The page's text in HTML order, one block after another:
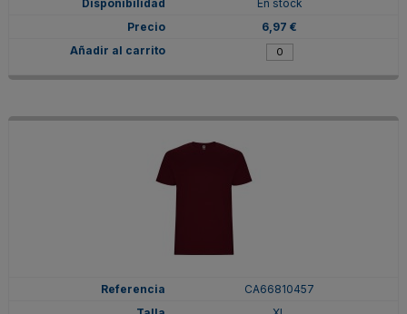
En stock
6,97 €
CA66810457